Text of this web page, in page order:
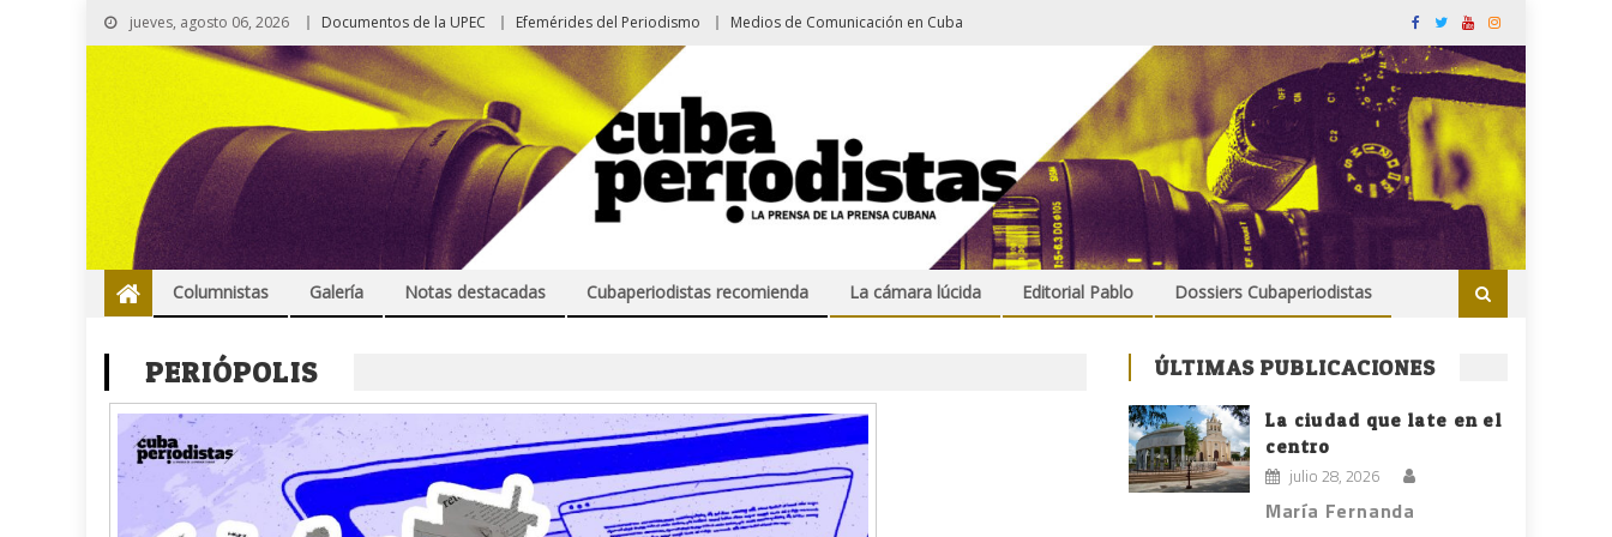
jueves, agosto 06, 2026 Documentos de la UPEC Efemérides del Periodismo Medios de Comunicación en Cuba
Columnistas Galería Notas destacadas Cubaperiodistas recomienda La cámara lúcida Editorial Pablo Dossiers Cubaperiodistas
PERIÓPOLIS ÚLTIMAS PUBLICACIONES
La ciudad que late en el
centro
julio 28, 2026
María Fernanda